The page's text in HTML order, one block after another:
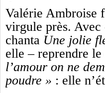
Valérie Ambroise
virgule près. Avec
chanta Une jolie
elle – reprendre
l’amour on ne
poudre » : elle